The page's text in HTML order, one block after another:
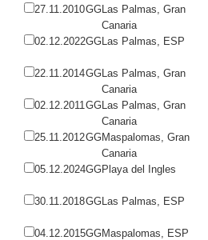
27.11.2010GGLas Palmas, Gran
Canaria
02.12.2022GGLas Palmas, ESP
22.11.2014GGLas Palmas, Gran
Canaria
02.12.2011GGLas Palmas, Gran
Canaria
25.11.2012GGMaspalomas, Gran
Canaria
05.12.2024GGPlaya del Ingles
30.11.2018GGLas Palmas, ESP
04.12.2015GGMaspalomas, ESP